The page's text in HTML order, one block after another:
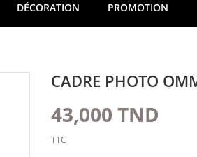
DÉCORATION PROMOTION
CADRE PHOTO
43,000 TND
TTC